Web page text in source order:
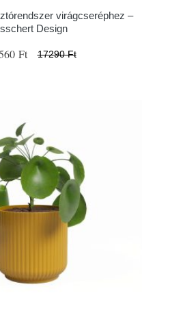
virágcseréphez –
Design
Ft 17290 Ft